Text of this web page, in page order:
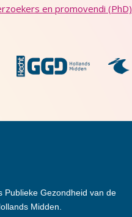
en promovendi (PhD)
Publieke Gezondheid van de
Midden.